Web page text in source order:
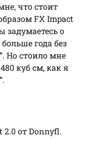
что стоит
FX Impact
о
года без
Но стоило мне
куб см, как я
2.0 от Donnyfl.